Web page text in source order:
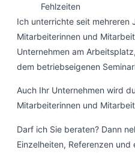
Fehlzeiten
Ich unterrichte seit mehreren
Mitarbeiterinnen und
Unternehmen am
dem betriebseigenen
Auch Ihr Unternehmen wird
Mitarbeiterinnen und
Darf ich Sie beraten? Dann
Einzelheiten, Referenzen